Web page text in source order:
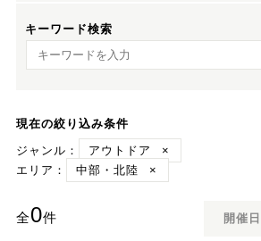
キーワード検索
キーワード検索
現在の絞り込み条件
ジャンル：
アウトドア
×
エリア：
中部・北陸 ×
全0件 開催